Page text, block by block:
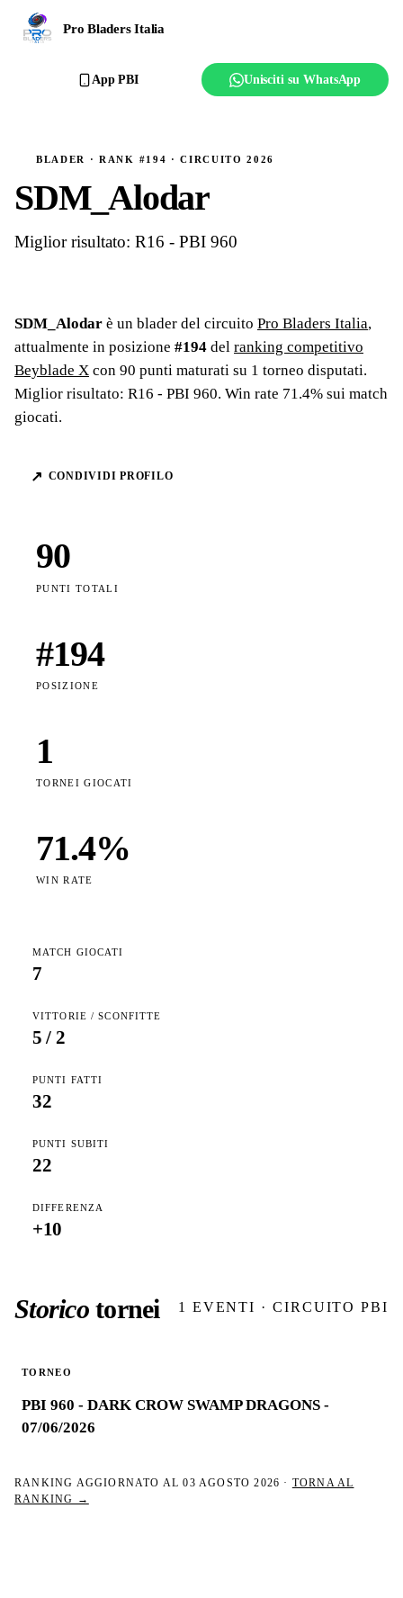
Pro Bladers Italia
Ranking
Regolamento
Affilia il club
App PBI Unisciti su WhatsApp
BLADER · RANK #194 · CIRCUITO 2026
SDM_Alodar
Miglior risultato: R16 - PBI 960
SDM_Alodar è un blader del circuito Pro Bladers Italia,
attualmente in posizione #194 del ranking competitivo
Beyblade X con 90 punti maturati su 1 torneo disputati.
Miglior risultato: R16 - PBI 960. Win rate 71.4% sui match
giocati.
↗ CONDIVIDI PROFILO
90
PUNTI TOTALI
#194
POSIZIONE
1
TORNEI GIOCATI
71.4%
WIN RATE
MATCH GIOCATI
7
VITTORIE / SCONFITTE
5 / 2
PUNTI FATTI
32
PUNTI SUBITI
22
DIFFERENZA
+10
Storicotornei 1 EVENTI · CIRCUITO PBI
TORNEO
PBI 960 - DARK CROW SWAMP DRAGONS -
07/06/2026
RANKING AGGIORNATO AL03 AGOSTO 2026 · TORNA AL
RANKING →